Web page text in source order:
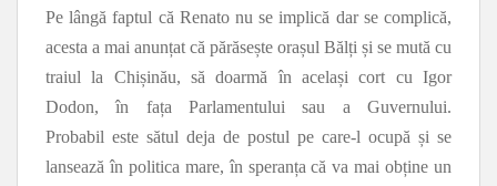
Pe lângă faptul că Renato nu se implică dar se complică,
acesta a mai anunțat că părăsește orașul Bălți și se mută cu
traiul la Chișinău, să doarmă în același cort cu Igor
Dodon, în fața Parlamentului sau a Guvernului.
Probabil este sătul deja de postul pe care-l ocupă și se
lansează în politica mare, în speranța că va mai obține un